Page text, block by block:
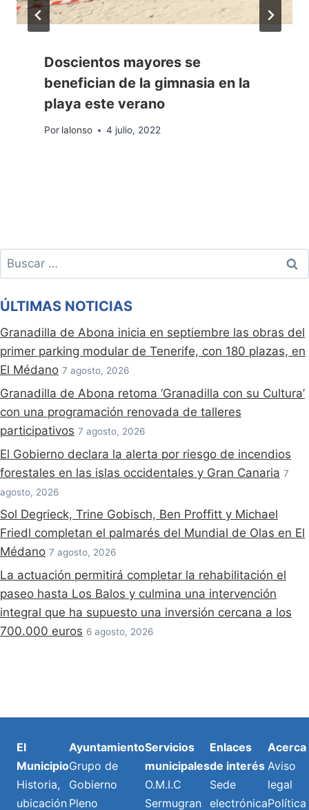
Doscientos mayores se
benefician de la gimnasia en la
playa este verano
Por lalonso 4 julio, 2022
Buscar:
ÚLTIMAS NOTICIAS
Granadilla de Abona inicia en septiembre las obras del
primer parking modular de Tenerife, con 180 plazas, en
El Médano 7 agosto, 2026
Granadilla de Abona retoma ‘Granadilla con su Cultura’
con una programación renovada de talleres
participativos 7 agosto, 2026
El Gobierno declara la alerta por riesgo de incendios
forestales en las islas occidentales y Gran Canaria 7
agosto, 2026
Sol Degrieck, Trine Gobisch, Ben Proffitt y Michael
Friedl completan el palmarés del Mundial de Olas en El
Médano 7 agosto, 2026
La actuación permitirá completar la rehabilitación el
paseo hasta Los Balos y culmina una intervención
integral que ha supuesto una inversión cercana a los
700.000 euros 6 agosto, 2026
El
Municipio
Historia,
ubicación
Ayuntamiento
Grupo de
Gobierno
Pleno
Servicios
municipales
O.M.I.C
Sermugran
Enlaces
de interés
Sede
electrónica
Acerca
Aviso
legal
Política